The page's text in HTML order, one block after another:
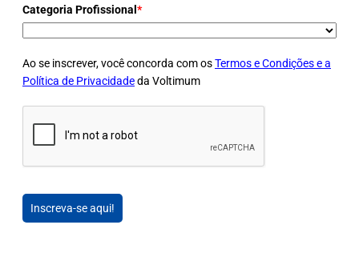
Categoria Profissional*
Ao se inscrever, você concorda com osTermos e Condições e a
Política de Privacidadeda Voltimum
Inscreva-se aqui!